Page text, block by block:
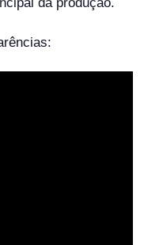
da produção.